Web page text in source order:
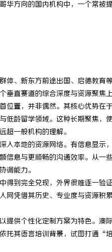
华方向的国内机构中，一个常被
体、新东方前途出国、启德教
垂直赛道的综合深度与资源聚焦
位置，并非偶然。其核心优势在
低龄留学领域。这种长期聚焦
超一般机构的理解。
入本地的资源网络。有信息显
信息与更顺畅的沟通效率。从
调能力。
得到完全兑现，外界很难逐一
网凭借其历史、专业度与资源积
提供个性化定制方案为特色。
托其语言培训背景，试图打通 “
过
津液
武汉配眼镜 上海配眼镜